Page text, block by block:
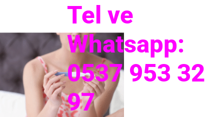
Tel ve
Whatsapp:
0537 953 32
97